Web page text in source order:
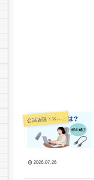
会話表現・スラング・ことわざ
2026.07.26